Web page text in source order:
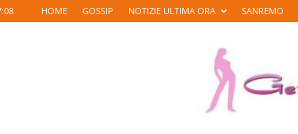
HOME GOSSIP NOTIZIE ULTIMA ORA SANREMO